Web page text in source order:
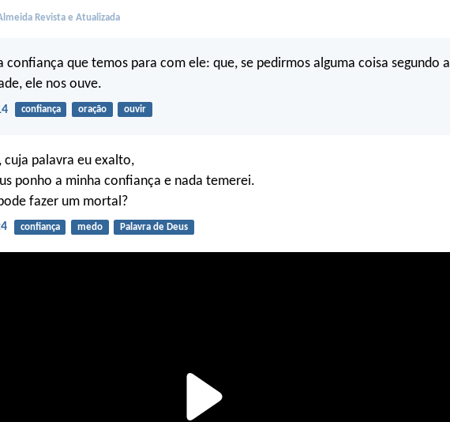
Revista e Atualizada
confiança que temos para com ele: que, se pedirmos alguma coisa segundo a
ele nos ouve.
confiança oração ouvir
cuja palavra eu exalto,
ponho a minha confiança e nada temerei.
fazer um mortal?
confiança medo Palavra de Deus